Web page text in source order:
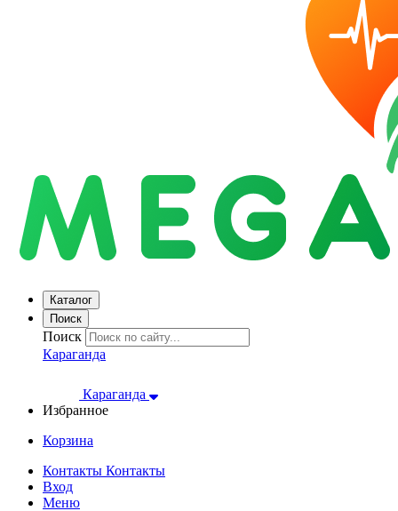
Каталог
Поиск
Поиск
Караганда
Караганда
Избранное
Корзина
Контакты Контакты
Вход
Меню